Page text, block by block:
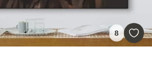
8